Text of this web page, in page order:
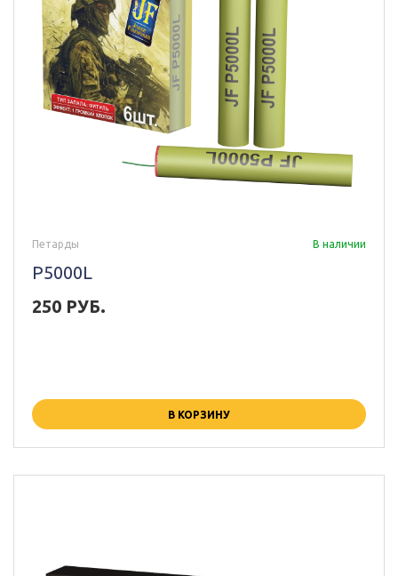
Петарды В наличии
P5000L
250 РУБ.
В КОРЗИНУ